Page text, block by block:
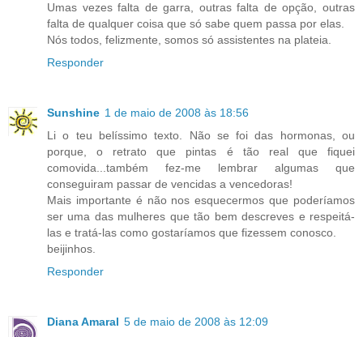
Umas vezes falta de garra, outras falta de opção, outras
falta de qualquer coisa que só sabe quem passa por elas.
Nós todos, felizmente, somos só assistentes na plateia.
Responder
Sunshine 1 de maio de 2008 às 18:56
Li o teu belíssimo texto. Não se foi das hormonas, ou
porque, o retrato que pintas é tão real que fiquei
comovida...também fez-me lembrar algumas que
conseguiram passar de vencidas a vencedoras!
Mais importante é não nos esquecermos que poderíamos
ser uma das mulheres que tão bem descreves e respeitá-
las e tratá-las como gostaríamos que fizessem conosco.
beijinhos.
Responder
Diana Amaral 5 de maio de 2008 às 12:09